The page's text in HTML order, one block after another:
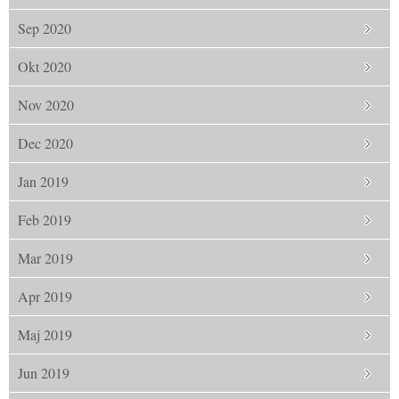
Sep 2020
Okt 2020
Nov 2020
Dec 2020
Jan 2019
Feb 2019
Mar 2019
Apr 2019
Maj 2019
Jun 2019